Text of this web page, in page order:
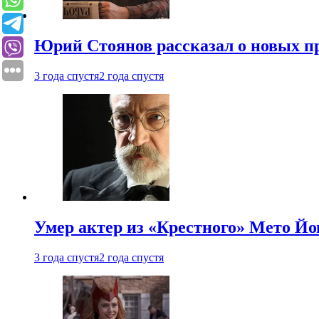
Юрий Стоянов рассказал о новых
3 года спустя2 года спустя
Умер актер из «Крестного» Мето
3 года спустя2 года спустя